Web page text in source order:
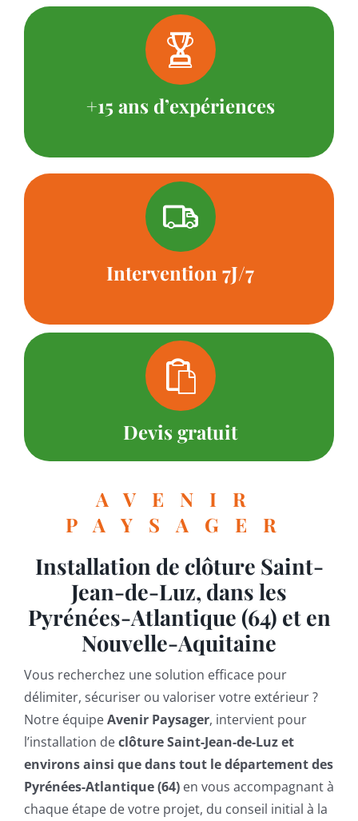
+15 ans d’expériences
Intervention 7J/7
Devis gratuit
AVENIR
PAYSAGER
Installation de clôture Saint-
Jean-de-Luz, dans les
Pyrénées-Atlantique (64) et en
Nouvelle-Aquitaine
Vous recherchez une solution efficace pour
délimiter, sécuriser ou valoriser votre extérieur ?
Notre équipeAvenir Paysager, intervient pour
l’installation declôture Saint-Jean-de-Luz et
environs ainsi que dans tout le département des
Pyrénées-Atlantique (64) en vous accompagnant à
chaque étape de votre projet, du conseil initial à la